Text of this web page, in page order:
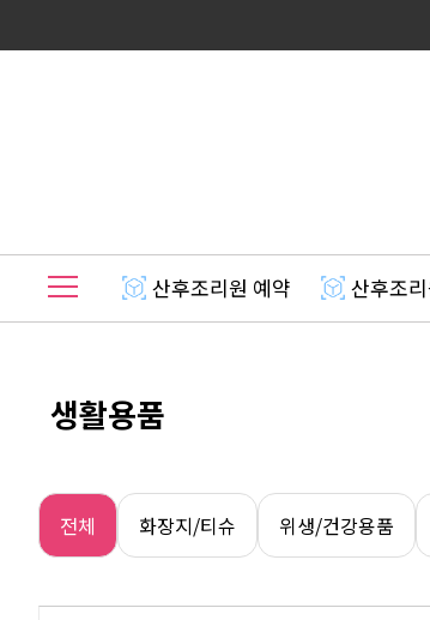
산후조리원 예약 산후조
생활용품
전체 화장지/티슈 위생/건강용품